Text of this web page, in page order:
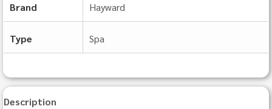
Brand Hayward
Type Spa
Description